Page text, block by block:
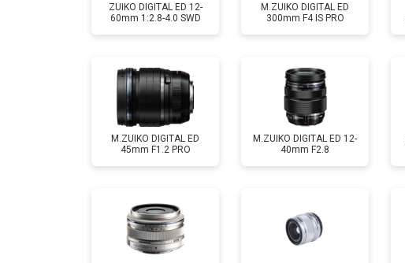
ZUIKO DIGITAL ED 12-
60mm 1:2.8-4.0 SWD
M.ZUIKO DIGITAL ED
300mm F4 IS PRO
M.ZUIKO DIGITAL ED
45mm F1.2 PRO
M.ZUIKO DIGITAL ED 12-
40mm F2.8